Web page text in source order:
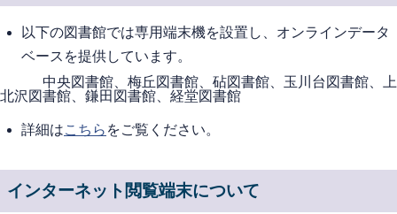
以下の図書館では専用端末機を設置し、オンラインデータ
ベースを提供しています。
中央図書館、梅丘図書館、砧図書館、玉川台図書館、上
北沢図書館、鎌田図書館、経堂図書館
詳細はこちら をご覧ください。
インターネット閲覧端末について